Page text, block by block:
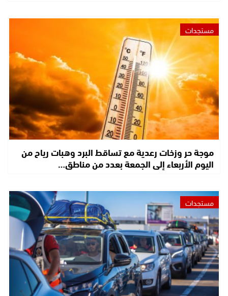
مستجدات
موجة حر وزخات رعدية مع تساقط البرد وهبات رياح من
اليوم الأربعاء إلى الجمعة بعدد من مناطق…
مستجدات